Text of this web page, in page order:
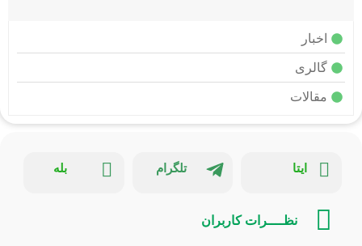
اخبار
گالری
مقالات
ایتا تلگرام بله
نظــــرات کاربران